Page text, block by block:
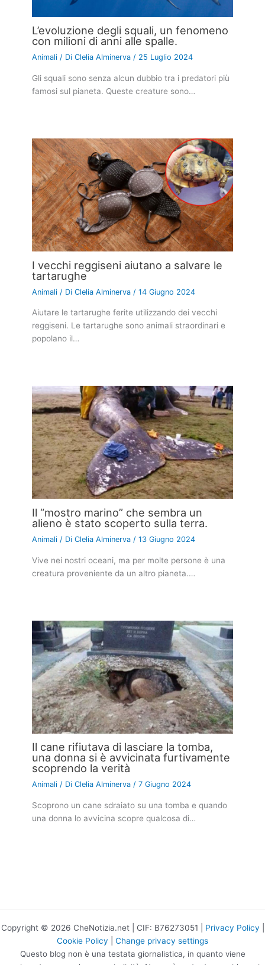
L’evoluzione degli squali, un fenomeno
con milioni di anni alle spalle.
Animali / DiClelia Alminerva/ 25 Luglio 2024
Gli squali sono senza alcun dubbio tra i predatori più
famosi sul pianeta. Queste creature sono…
I vecchi reggiseni aiutano a salvare le
tartarughe
Animali / DiClelia Alminerva /14 Giugno 2024
Aiutare le tartarughe ferite utilizzando dei vecchi
reggiseni. Le tartarughe sono animali straordinari e
popolano il…
Il “mostro marino” che sembra un
alieno è stato scoperto sulla terra.
Animali / DiClelia Alminerva/13 Giugno 2024
Vive nei nostri oceani, ma per molte persone è una
creatura proveniente da un altro pianeta.…
Il cane rifiutava di lasciare la tomba,
una donna si è avvicinata furtivamente
scoprendo la verità
Animali / DiClelia Alminerva/7 Giugno 2024
Scoprono un cane sdraiato su una tomba e quando
una donna lo avvicina scopre qualcosa di…
Copyright © 2026 CheNotizia.net | CIF: B76273051 | Privacy Policy
Cookie Policy
Change privacy settings
Questo blog non è una testata giornalistica, in quanto viene